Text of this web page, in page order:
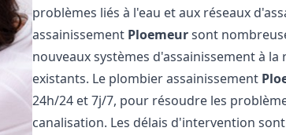
problèmes liés à l'eau et aux réseaux
assainissement Ploemeursont
nouveaux systèmes d'assainissement à
existants. Le plombier assainissement
24h/24 et 7j/7, pour résoudre les
canalisation. Les délais d'intervention